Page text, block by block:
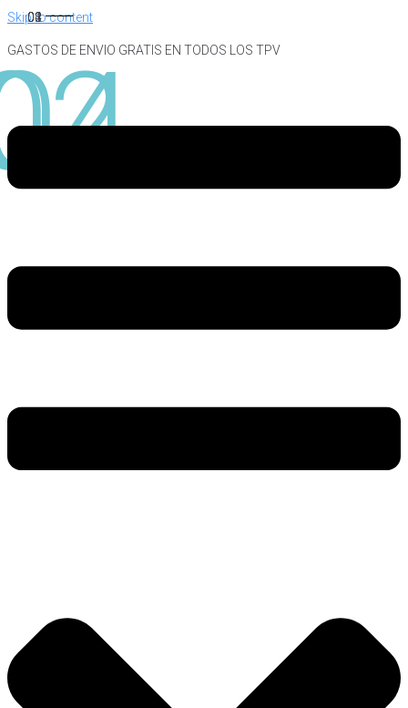
Skip to content
GASTOS DE ENVIO GRATIS EN TODOS LOS TPV